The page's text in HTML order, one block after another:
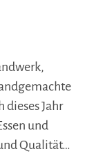
Jahr
und
Qualität…